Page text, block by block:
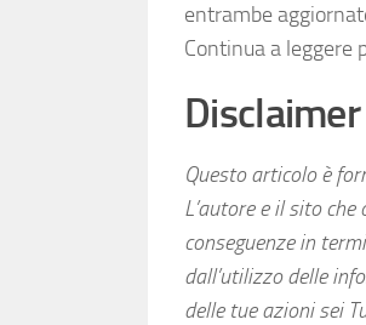
entrambe
Continua a leggere
Disclaimer
Questo articolo è
L’autore e il sito
conseguenze in
dall’utilizzo delle
delle tue azioni sei